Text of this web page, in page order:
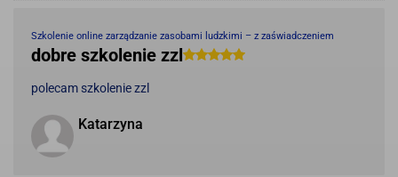
Szkolenie online zarządzanie zasobami ludzkimi – z zaświadczeniem
dobre szkolenie zzl
polecam szkolenie zzl
Katarzyna